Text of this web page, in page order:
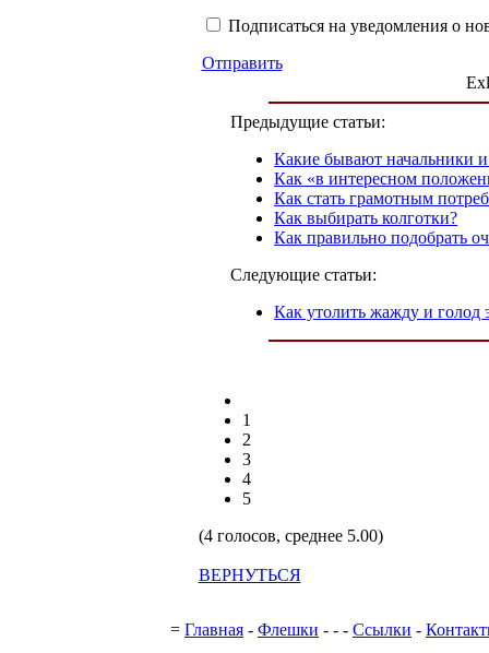
Подписаться на уведомления о
Отправить
Предыдущие статьи:
Какие бывают начальники
Как «в интересном
Как стать грамотным
Как выбирать колготки?
Как правильно подобрать
Следующие статьи:
Как утолить жажду и голод
1
2
3
4
5
(4 голосов, среднее 5.00)
ВЕРНУТЬСЯ
= Главная - Флешки - - - Ссылки -